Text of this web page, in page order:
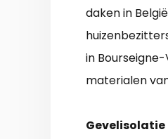
daken in
in
materialen
Gevelisolatie